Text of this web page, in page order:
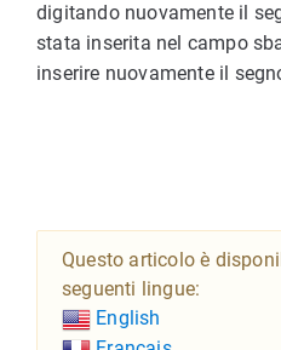
digitando nuovamente il
stata inserita nel campo
inserire nuovamente il
Questo articolo è
seguenti lingue:
English